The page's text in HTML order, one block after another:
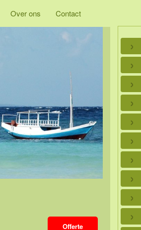
Over ons Contact
Offerte